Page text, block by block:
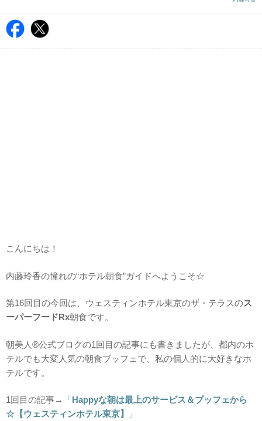
こんにちは！
内藤玲香の憧れの“ホテル朝食”ガイドへようこそ☆
第16回目の今回は、ウェスティンホテル東京のザ・テラスのス
ーパーフードRx朝食です。
朝美人®公式ブログの1回目の記事にも書きましたが、都内のホ
テルでも大変人気の朝食ブッフェで、私の個人的に大好きなホ
テルです。
1回目の記事→ 「Happyな朝は最上のサービス＆ブッフェから
☆【ウェスティンホテル東京】
」